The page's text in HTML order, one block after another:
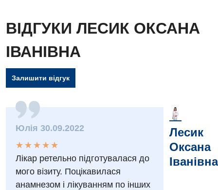
Вакансії
Заходи БПР
Інтернатура
Енциклопедія
Програма лояльності
Діагностика
Діагностичне відділення
Ендоскопічне відділення
Інструментальна діагностика
ВІДГУКИ ЛЕСИК ОКСАНА
ІВАНІВНА
Залишити відгук
Юлія 30.09.2022
★
★
★
★
★
★ ★ ★ ★ ★
Лікар ретельно підготувалася до
мого візиту. Поцікавилася
анамнезом і лікуванням по інших
Лесик
Оксана
Іванівна